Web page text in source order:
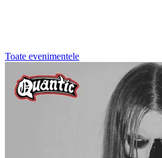
Toate evenimentele